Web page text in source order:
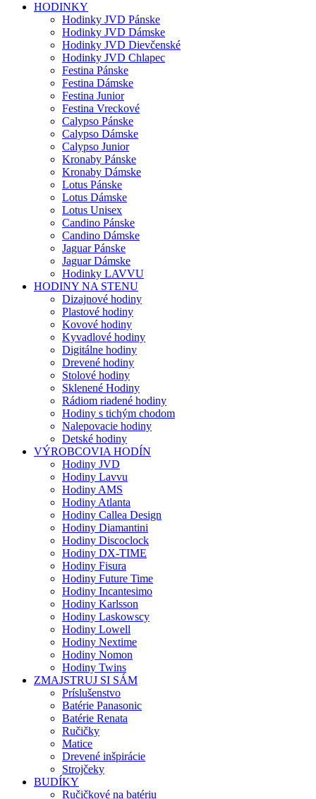
HODINKY
Hodinky JVD Pánske
Hodinky JVD Dámske
Hodinky JVD Dievčenské
Hodinky JVD Chlapec
Festina Pánske
Festina Dámske
Festina Junior
Festina Vreckové
Calypso Pánske
Calypso Dámske
Calypso Junior
Kronaby Pánske
Kronaby Dámske
Lotus Pánske
Lotus Dámske
Lotus Unisex
Candino Pánske
Candino Dámske
Jaguar Pánske
Jaguar Dámske
Hodinky LAVVU
HODINY NA STENU
Dizajnové hodiny
Plastové hodiny
Kovové hodiny
Kyvadlové hodiny
Digitálne hodiny
Drevené hodiny
Stolové hodiny
Sklenené Hodiny
Rádiom riadené hodiny
Hodiny s tichým chodom
Nalepovacie hodiny
Detské hodiny
VÝROBCOVIA HODÍN
Hodiny JVD
Hodiny Lavvu
Hodiny AMS
Hodiny Atlanta
Hodiny Callea Design
Hodiny Diamantini
Hodiny Discoclock
Hodiny DX-TIME
Hodiny Fisura
Hodiny Future Time
Hodiny Incantesimo
Hodiny Karlsson
Hodiny Laskowscy
Hodiny Lowell
Hodiny Nextime
Hodiny Nomon
Hodiny Twins
ZMAJSTRUJ SI SÁM
Príslušenstvo
Batérie Panasonic
Batérie Renata
Ručičky
Matice
Drevené inšpirácie
Strojčeky
BUDÍKY
Ručičkové na batériu